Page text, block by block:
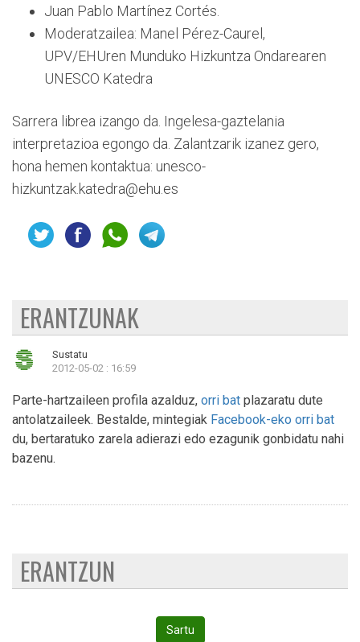
Juan Pablo Martínez Cortés.
Moderatzailea: Manel Pérez-Caurel,
UPV/EHUren Munduko Hizkuntza Ondarearen
UNESCO Katedra
Sarrera librea izango da. Ingelesa-gaztelania
interpretazioa egongo da. Zalantzarik izanez gero,
hona hemen kontaktua: unesco-
hizkuntzak.katedra@ehu.es
ERANTZUNAK
Sustatu
2012-05-02 : 16:59
Parte-hartzaileen profila azalduz, orri bat plazaratu dute
antolatzaileek. Bestalde, mintegiak Facebook-eko orri bat
du, bertaratuko zarela adierazi edo ezagunik gonbidatu nahi
bazenu.
ERANTZUN
Sartu